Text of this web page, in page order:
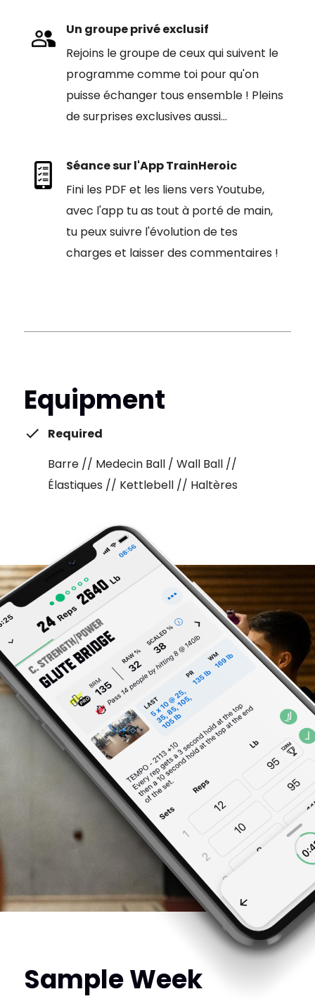
Un groupe privé exclusif
Rejoins le groupe de ceux qui suivent le
programme comme toi pour qu'on
puisse échanger tous ensemble ! Pleins
de surprises exclusives aussi...
Séance sur l'App TrainHeroic
Fini les PDF et les liens vers Youtube,
avec l'app tu as tout à porté de main,
tu peux suivre l'évolution de tes
charges et laisser des commentaires !
Equipment
Required
Barre // Medecin Ball / Wall Ball //
Élastiques // Kettlebell // Haltères
Sample Week